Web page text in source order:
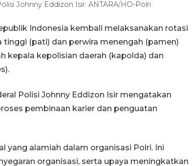
Johnny Eddizon Isir. ANTARA/HO-Polri
Indonesia kembali melaksanakan rotasi
(pati) dan perwira menengah (pamen)
kepala kepolisian daerah (kapolda) dan
Polisi Johnny Eddizon Isir mengatakan
pembinaan karier dan penguatan
yang alamiah dalam organisasi Polri. Ini
organisasi, serta upaya meningkatkan